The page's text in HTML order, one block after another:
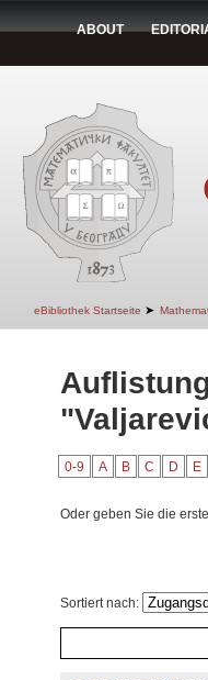
ABOUT
eBibliothek Startseite ➤
0-9 A B C D E
Oder geben Sie die
Sortiert nach: